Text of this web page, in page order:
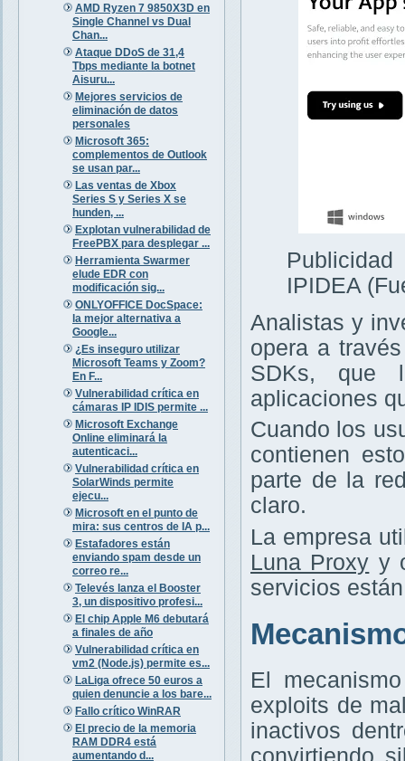
AMD Ryzen 7 9850X3D en
Single Channel vs Dual
Chan...
Ataque DDoS de 31,4
Tbps mediante la botnet
Aisuru...
Mejores servicios de
eliminación de datos
personales
Microsoft 365:
complementos de Outlook
se usan par...
Las ventas de Xbox
Series S y Series X se
hunden, ...
Explotan vulnerabilidad de
FreePBX para desplegar ...
Herramienta Swarmer
elude EDR con
modificación sig...
ONLYOFFICE DocSpace:
la mejor alternativa a
Google...
¿Es inseguro utilizar
Microsoft Teams y Zoom?
En F...
Vulnerabilidad crítica en
cámaras IP IDIS permite ...
Microsoft Exchange
Online eliminará la
autenticaci...
Vulnerabilidad crítica en
SolarWinds permite
ejecu...
Microsoft en el punto de
mira: sus centros de IA p...
Estafadores están
enviando spam desde un
correo re...
Televés lanza el Booster
3, un dispositivo profesi...
El chip Apple M6 debutará
a finales de año
Vulnerabilidad crítica en
vm2 (Node.js) permite es...
LaLiga ofrece 50 euros a
quien denuncie a los bare...
Fallo crítico WinRAR
El precio de la memoria
RAM DDR4 está
aumentando d...
IPIDEA
Analistas y
opera a
SDKs, que
aplicaciones
Cuando los
contienen
parte de la
claro.
La empresa
Luna Proxy y
servicios
El
exploits de
inactivos